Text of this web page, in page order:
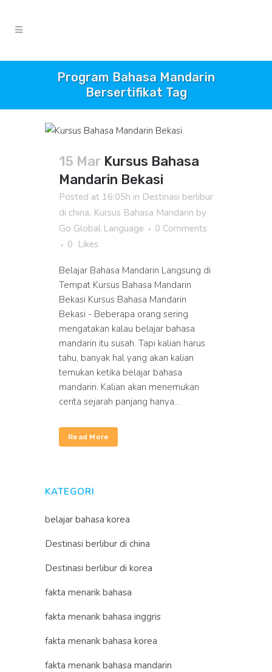
Program Bahasa Mandarin
Bersertifikat Tag
15 Mar Kursus Bahasa
Mandarin Bekasi
Posted at 16:05h in Destinasi berlibur
di china, Kursus Bahasa Mandarin by
Go Global Language
0 Comments
0 Likes
Belajar Bahasa Mandarin Langsung di
Tempat Kursus Bahasa Mandarin
Bekasi Kursus Bahasa Mandarin
Bekasi - Beberapa orang sering
mengatakan kalau belajar bahasa
mandarin itu susah. Tapi kalian harus
tahu, banyak hal yang akan kalian
temukan ketika belajar bahasa
mandarin. Kalian akan menemukan
cerita sejarah panjang hanya...
Read More
KATEGORI
belajar bahasa korea
Destinasi berlibur di china
Destinasi berlibur di korea
fakta menarik bahasa
fakta menarik bahasa inggris
fakta menarik bahasa korea
fakta menarik bahasa mandarin